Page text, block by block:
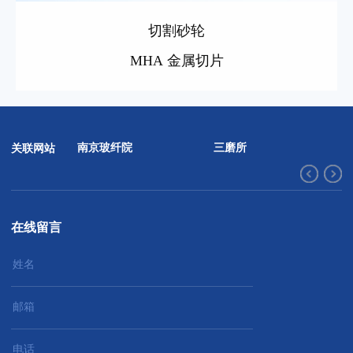
切割砂轮
MHA 金属切片
关联网站 南京玻纤院 三磨所
在线留言